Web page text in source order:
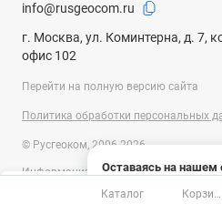
Оставаясь на нашем
на использование
системами веб-
info@rusgeocom.ru
г. Москва, ул. Коминтерна, д. 7,
офис 102
Перейти на полную версию сайта
Политика обработки персональных
© Русгеоком, 2006-2026
Информация на сайте носит
публичной офертой, определяемой
Каталог Корзина